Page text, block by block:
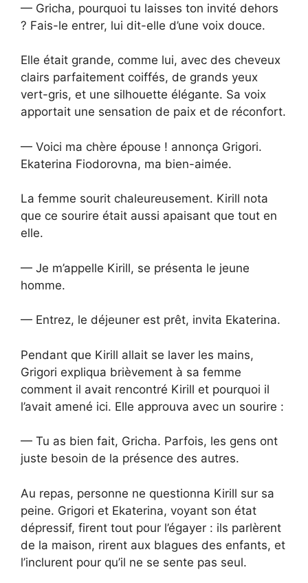
— Gricha, pourquoi tu laisses ton invité dehors
? Fais-le entrer, lui dit-elle d’une voix douce.
Elle était grande, comme lui, avec des cheveux
clairs parfaitement coiffés, de grands yeux
vert-gris, et une silhouette élégante. Sa voix
apportait une sensation de paix et de réconfort.
— Voici ma chère épouse ! annonça Grigori.
Ekaterina Fiodorovna, ma bien-aimée.
La femme sourit chaleureusement. Kirill nota
que ce sourire était aussi apaisant que tout en
elle.
— Je m’appelle Kirill, se présenta le jeune
homme.
— Entrez, le déjeuner est prêt, invita Ekaterina.
Pendant que Kirill allait se laver les mains,
Grigori expliqua brièvement à sa femme
comment il avait rencontré Kirill et pourquoi il
l’avait amené ici. Elle approuva avec un sourire :
— Tu as bien fait, Gricha. Parfois, les gens ont
juste besoin de la présence des autres.
Au repas, personne ne questionna Kirill sur sa
peine. Grigori et Ekaterina, voyant son état
dépressif, firent tout pour l’égayer : ils parlèrent
de la maison, rirent aux blagues des enfants, et
l’inclurent pour qu’il ne se sente pas seul.